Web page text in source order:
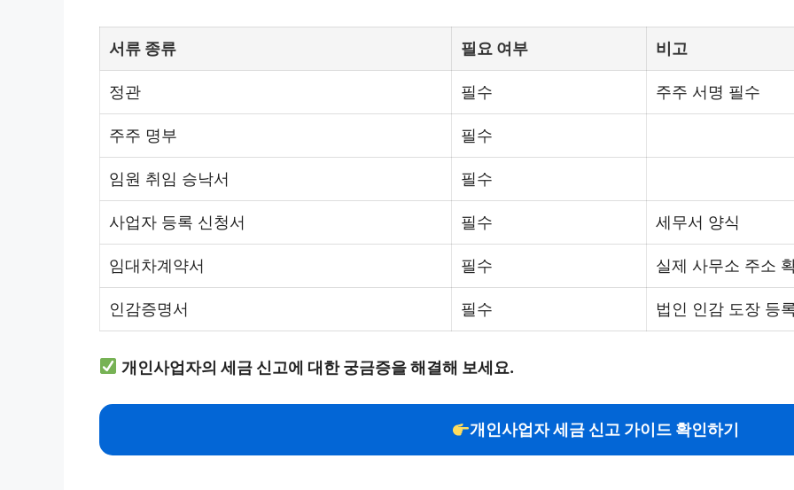
서류 종류 필요 여부 비고
정관 필수 주주 서명 필수
주주 명부 필수
임원 취임 승낙서 필수
사업자 등록 신청서 필수 세무서 양식
임대차계약서 필수 실제 사무소 주소
인감증명서 필수 법인 인감 도장 등
개인사업자의 세금 신고에 대한 궁금증을 해결해 보세요.
개인사업자 세금 신고 가이드 확인하기